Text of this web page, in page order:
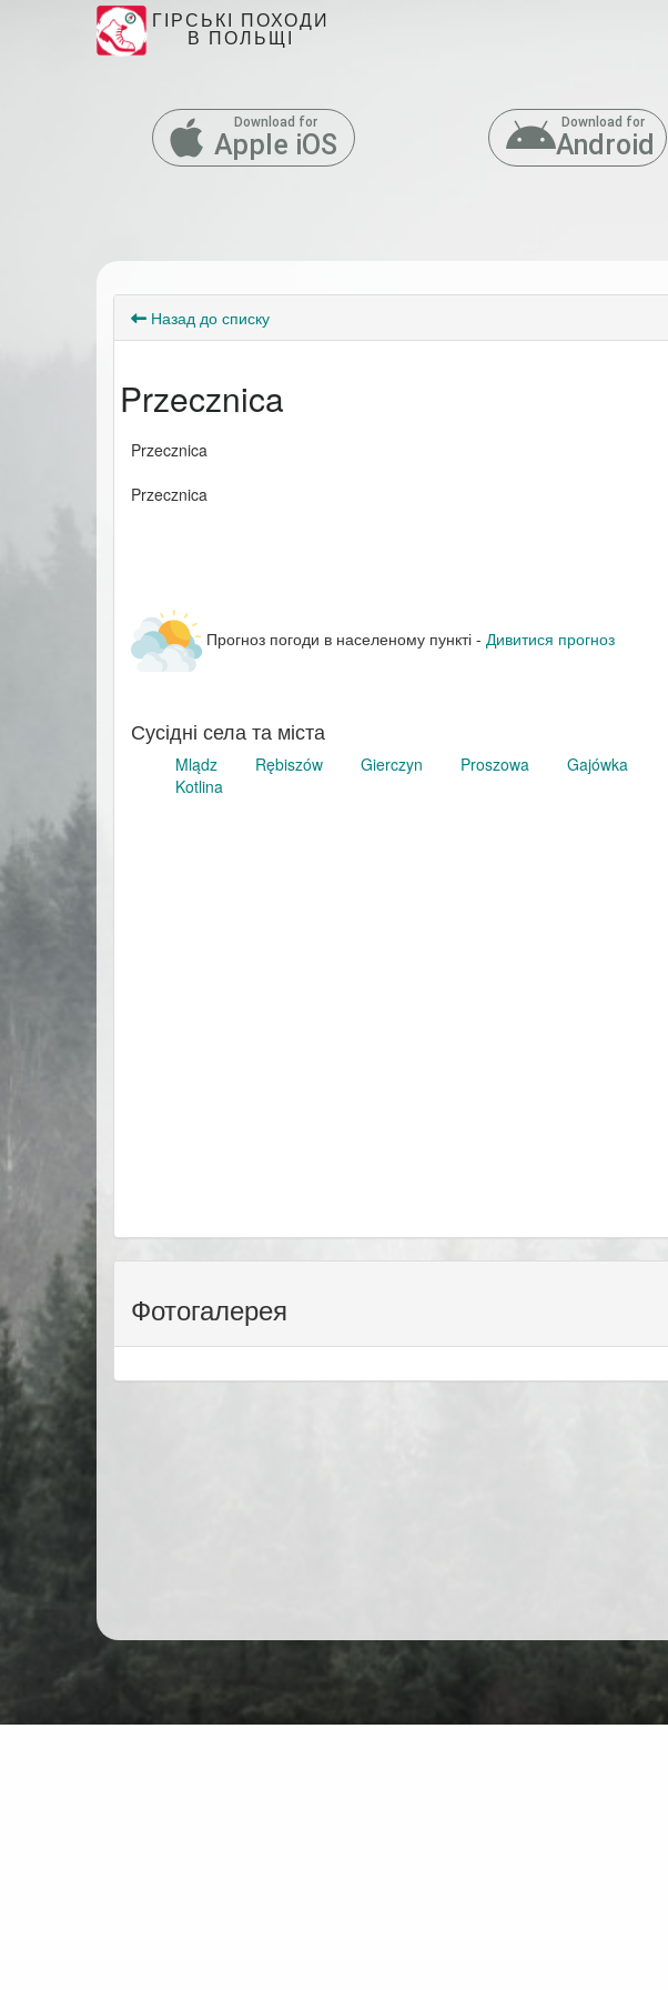
ГІРСЬКІ ПОХОДИ
В ПОЛЬЩІ
Download for
Apple iOS
Download for
Android
Назад до списку
Przecznica
Przecznica
Przecznica
Прогноз погоди в населеному пункті - Дивитися прогноз
Сусідні села та міста
Mlądz Rębiszów Gierczyn Proszowa
Gajówka
Kotlina
Фотогалерея